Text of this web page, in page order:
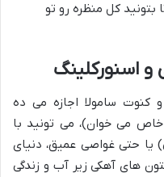
بتونید کل منظره رو تو
و اسنورکلینگ
کنوت سامولا اجازه می ده
می خوان)، می تونید با
یا حتی غواصی عمیق، دنیای
های آهکی زیر آب و زندگی